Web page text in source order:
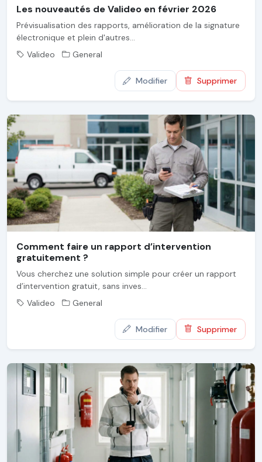
Les nouveautés de Valideo en février 2026
Prévisualisation des rapports, amélioration de la signature
électronique et plein d'autres...
Valideo
General
Modifier Supprimer
Comment faire un rapport d’intervention
gratuitement ?
Vous cherchez une solution simple pour créer un rapport
d’intervention gratuit, sans inves...
Valideo
General
Modifier Supprimer